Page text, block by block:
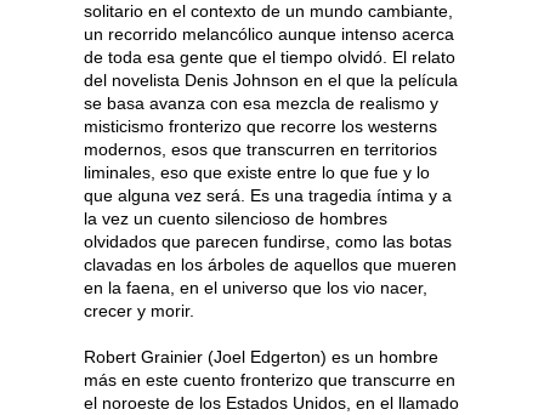
solitario en el contexto de un mundo cambiante,
un recorrido melancólico aunque intenso acerca
de toda esa gente que el tiempo olvidó. El relato
del novelista Denis Johnson en el que la película
se basa avanza con esa mezcla de realismo y
misticismo fronterizo que recorre los westerns
modernos, esos que transcurren en territorios
liminales, eso que existe entre lo que fue y lo
que alguna vez será. Es una tragedia íntima y a
la vez un cuento silencioso de hombres
olvidados que parecen fundirse, como las botas
clavadas en los árboles de aquellos que mueren
en la faena, en el universo que los vio nacer,
crecer y morir.
Robert Grainier (Joel Edgerton) es un hombre
más en este cuento fronterizo que transcurre en
el noroeste de los Estados Unidos, en el llamado